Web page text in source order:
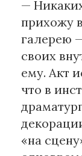
—
прихожу
галерею
своих
ему. Акт
что в
«на